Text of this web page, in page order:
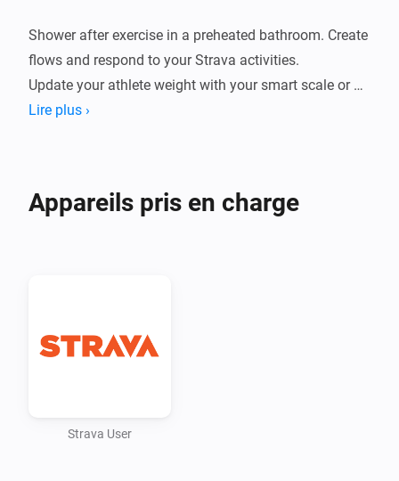
Shower after exercise in a preheated bathroom. Create
flows and respond to your Strava activities.
Update your athlete weight with your smart scale or
update your athlete functional threshold power.
Lire plus ›
Appareils pris en charge
Strava User